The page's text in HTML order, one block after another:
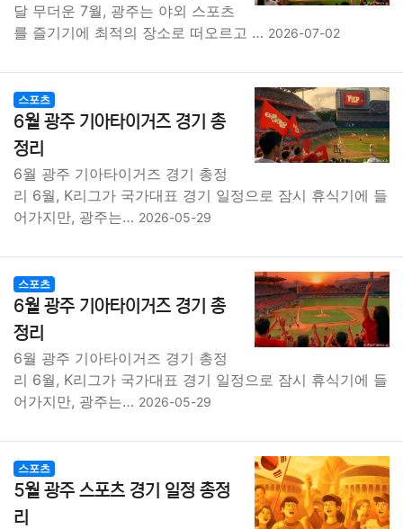
종교 사회 정치 건강 의료 의학 경제 마케팅
달 무더운 7월, 광주는 야외 스포츠
를 즐기기에 최적의 장소로 떠오르고 … 2026-07-02
스포츠
6월 광주 기아타이거즈 경기 총
정리
6월 광주 기아타이거즈 경기 총정
리 6월, K리그가 국가대표 경기 일정으로 잠시 휴식기에 들
어가지만, 광주는… 2026-05-29
스포츠
6월 광주 기아타이거즈 경기 총
정리
6월 광주 기아타이거즈 경기 총정
리 6월, K리그가 국가대표 경기 일정으로 잠시 휴식기에 들
어가지만, 광주는… 2026-05-29
스포츠
5월 광주 스포츠 경기 일정 총정
리